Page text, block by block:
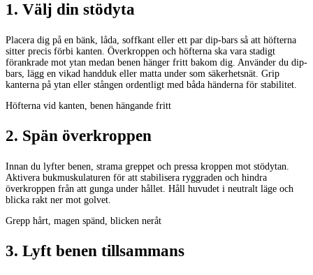
1. Välj din stödyta
Placera dig på en bänk, låda, soffkant eller ett par dip-bars så att höfterna
sitter precis förbi kanten. Överkroppen och höfterna ska vara stadigt
förankrade mot ytan medan benen hänger fritt bakom dig. Använder du dip-
bars, lägg en vikad handduk eller matta under som säkerhetsnät. Grip
kanterna på ytan eller stången ordentligt med båda händerna för stabilitet.
Höfterna vid kanten, benen hängande fritt
2. Spän överkroppen
Innan du lyfter benen, strama greppet och pressa kroppen mot stödytan.
Aktivera bukmuskulaturen för att stabilisera ryggraden och hindra
överkroppen från att gunga under hållet. Håll huvudet i neutralt läge och
blicka rakt ner mot golvet.
Grepp hårt, magen spänd, blicken neråt
3. Lyft benen tillsammans